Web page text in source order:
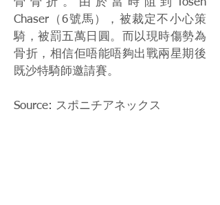
骨骨折。由於當時阻到Tosen
Chaser（6號馬），被裁定不小心策
騎，被罰五萬日圓。而以現時傷勢為
骨折，相信佢唔能唔夠出戰兩星期後
既沙特騎師邀請賽。
Source: スポニチアネックス